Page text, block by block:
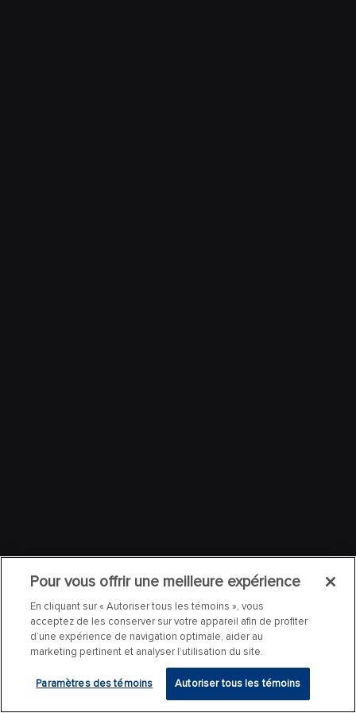
Pour vous offrir une meilleure expérience
En cliquant sur « Autoriser tous les témoins », vous
acceptez de les conserver sur votre appareil afin de profiter
d’une expérience de navigation optimale, aider au
marketing pertinent et analyser l’utilisation du site.
Paramètres des témoins Autoriser tous les témoins